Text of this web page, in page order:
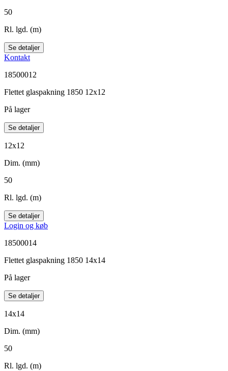
50
Rl. lgd. (m)
Se detaljer
Kontakt
18500012
Flettet glaspakning 1850 12x12
På lager
Se detaljer
12x12
Dim. (mm)
50
Rl. lgd. (m)
Se detaljer
Login og køb
18500014
Flettet glaspakning 1850 14x14
På lager
Se detaljer
14x14
Dim. (mm)
50
Rl. lgd. (m)